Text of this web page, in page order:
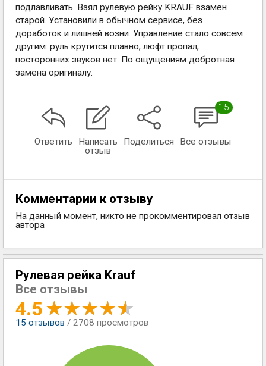
подлавливать. Взял рулевую рейку KRAUF взамен
старой. Установили в обычном сервисе, без
доработок и лишней возни. Управление стало совсем
другим: руль крутится плавно, люфт пропал,
посторонних звуков нет. По ощущениям добротная
замена оригиналу.
Ответить
Написать
отзыв
Поделиться
15
Все отзывы
Комментарии к отзыву
На данный момент, никто не прокомментировал отзыв
автора
Рулевая рейка Krauf
Все отзывы
4.5
15 отзывов / 2708 просмотров